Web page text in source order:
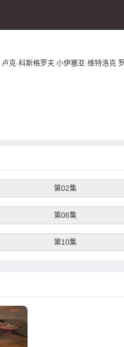
卢克·科斯格罗夫 小伊塞亚·维特洛克
第02集
第06集
第10集